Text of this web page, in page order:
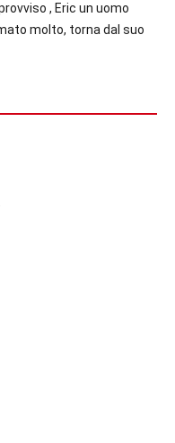
, Eric un uomo
molto, torna dal suo